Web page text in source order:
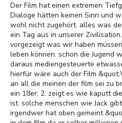
Der Film hat einen extremen
Dialoge hätten keinen Sinn und
wohl nicht zugehört. alles was
ein Tag aus in unserer
vorgezeigt was wir haben
leben können. schon die Jugend
daraus mediengesteuerte
hierfür wäre auch der Film
an all die meinen der film sei zu
ein 18er; 2. zeigt es wie kaputt
ist. solche menschen wie Jack
irgendwer hat oben gemeint